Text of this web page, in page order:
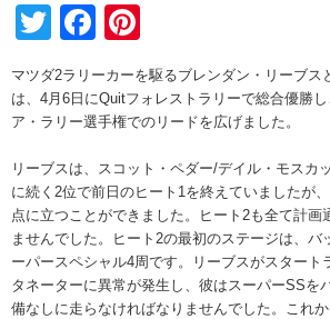
TwitterFacebook
マツダ2ラリーカーを駆るブレンダン・リーブス
は、4月6日にQuitフォレストラリーで総合優勝
ア・ラリー選手権でのリードを広げました。
リーブスは、スコット・ペダー/デイル・モスカ
に続く2位で前日のヒート1を終えていましたが
点に立つことができました。ヒート2も全て計画
ませんでした。ヒート2の最初のステージは、バ
ーパースペシャル4周です。リーブスがスタート
タネーターに異常が発生し、彼はスーパーSSを
備なしに走らなければなりませんでした。これ